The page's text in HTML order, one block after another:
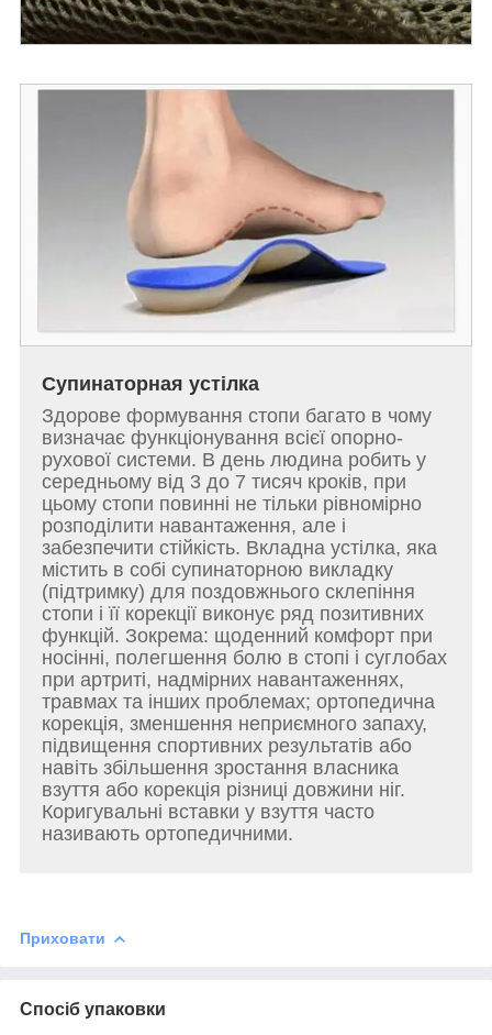
Супинаторная устілка
Здорове формування стопи багато в чому
визначає функціонування всієї опорно-
рухової системи. В день людина робить у
середньому від 3 до 7 тисяч кроків, при
цьому стопи повинні не тільки рівномірно
розподілити навантаження, але і
забезпечити стійкість. Вкладна устілка, яка
містить в собі супинаторною викладку
(підтримку) для поздовжнього склепіння
стопи і її корекції виконує ряд позитивних
функцій. Зокрема: щоденний комфорт при
носінні, полегшення болю в стопі і суглобах
при артриті, надмірних навантаженнях,
травмах та інших проблемах; ортопедична
корекція, зменшення неприємного запаху,
підвищення спортивних результатів або
навіть збільшення зростання власника
взуття або корекція різниці довжини ніг.
Коригувальні вставки у взуття часто
називають ортопедичними.
Приховати
Спосіб упаковки